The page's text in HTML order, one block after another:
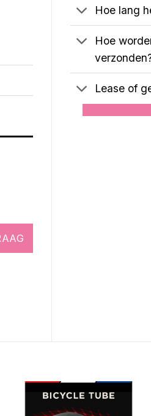
Hoe lang
Hoe
Lease of